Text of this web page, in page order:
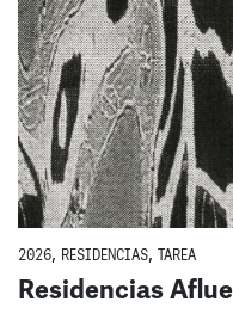
2026, RESIDENCIAS, TAREA
Residencias